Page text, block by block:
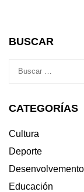
BUSCAR
CATEGORÍAS
Cultura
Deporte
Educación